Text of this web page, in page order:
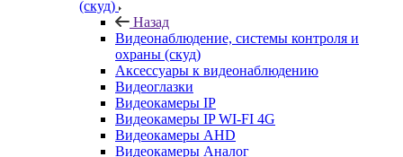
(скуд)
Назад
Видеонаблюдение, системы контроля и
охраны (скуд)
Аксессуары к видеонаблюдению
Видеоглазки
Видеокамеры IP
Видеокамеры IP WI-FI 4G
Видеокамеры AHD
Видеокамеры Аналог